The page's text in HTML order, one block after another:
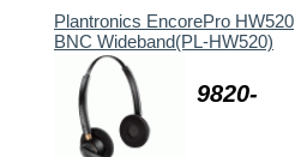
9820-
Plantronics EncorePro HW520
BNC Wideband(PL-HW520)